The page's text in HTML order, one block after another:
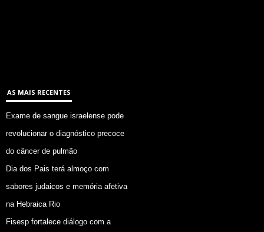
AS MAIS RECENTES
Exame de sangue israelense pode
revolucionar o diagnóstico precoce
do câncer de pulmão
Dia dos Pais terá almoço com
sabores judaicos e memória afetiva
na Hebraica Rio
Fisesp fortalece diálogo com a